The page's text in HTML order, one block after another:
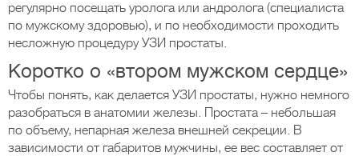
регулярно посещать уролога или андролога (специалиста
по мужскому здоровью), и по необходимости проходить
несложную процедуру УЗИ простаты.
Коротко о «втором мужском сердце»
Чтобы понять, как делается УЗИ простаты, нужно немного
разобраться в анатомии железы. Простата – небольшая
по объему, непарная железа внешней секреции. В
зависимости от габаритов мужчины, ее вес составляет от